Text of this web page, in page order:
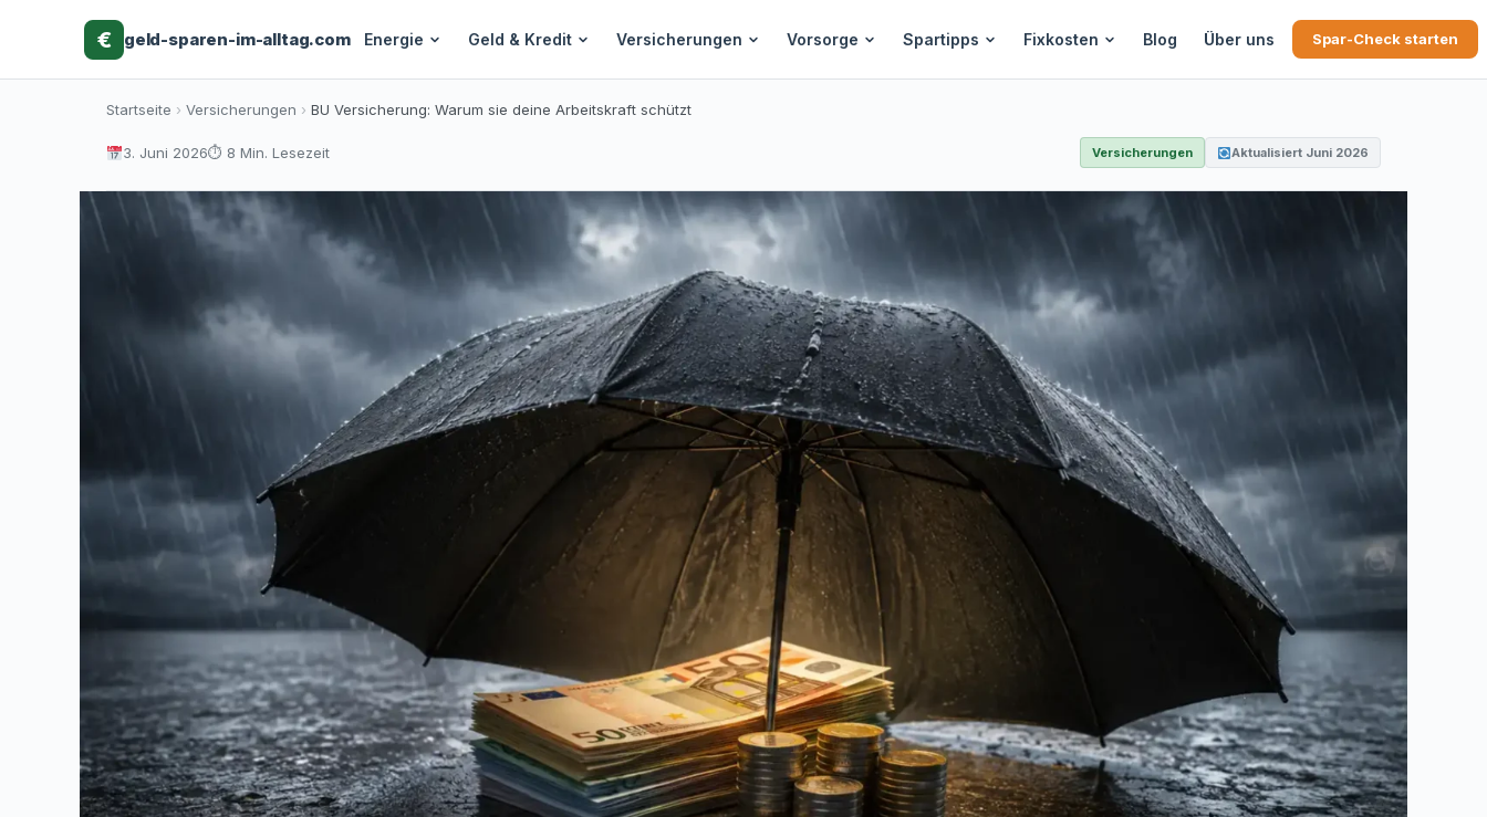
€ geld-sparen-im-alltag.com Energie Geld & Kredit Versicherungen Vorsorge Spartipps Fixkosten Blog Über uns Spar-Check starten
Startseite › Versicherungen › BU Versicherung: Warum sie deine Arbeitskraft schützt
3. Juni 2026⏱ 8 Min. Lesezeit Versicherungen Aktualisiert Juni 2026